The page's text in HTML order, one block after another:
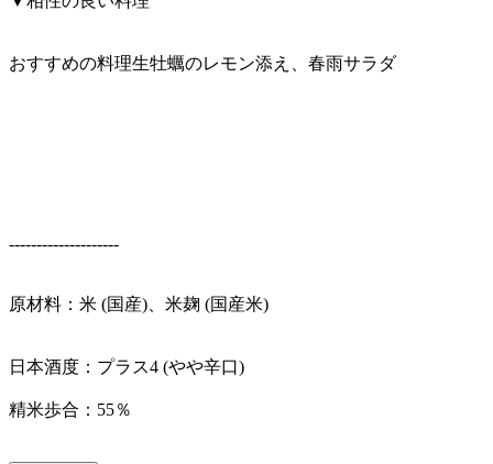
おすすめの料理生牡蠣のレモン添え、春雨サラダ
--------------------
原材料：米 (国産)、米麹 (国産米)
日本酒度：プラス4 (やや辛口)
精米歩合：55％